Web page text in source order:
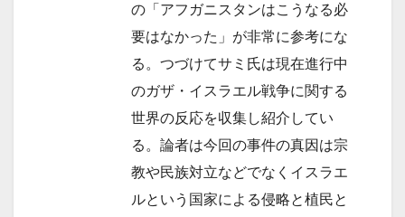
の「アフガニスタンはこうなる必
要はなかった」が非常に参考にな
る。つづけてサミ氏は現在進行中
のガザ・イスラエル戦争に関する
世界の反応を収集し紹介してい
る。論者は今回の事件の真因は宗
教や民族対立などでなくイスラエ
ルという国家による侵略と植民と